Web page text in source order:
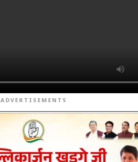
ADVERTISEMENTS